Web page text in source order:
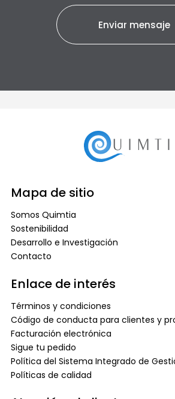
Mapa de sitio
Somos Quimtia
Sostenibilidad
Desarrollo e Investigación
Contacto
Enlace de interés
Términos y condiciones
Código de conducta para clientes y
Facturación electrónica
Sigue tu pedido
Política del Sistema Integrado de
Políticas de calidad